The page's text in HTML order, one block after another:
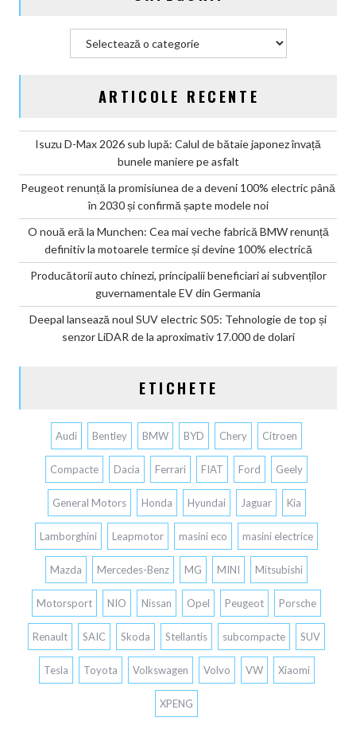
ARTICOLE RECENTE
Isuzu D-Max 2026 sub lupă: Calul de bătaie japonez învață
bunele maniere pe asfalt
Peugeot renunță la promisiunea de a deveni 100% electric până
în 2030 și confirmă șapte modele noi
O nouă eră la Munchen: Cea mai veche fabrică BMW renunță
definitiv la motoarele termice și devine 100% electrică
Producătorii auto chinezi, principalii beneficiari ai subvenților
guvernamentale EV din Germania
Deepal lansează noul SUV electric S05: Tehnologie de top și
senzor LiDAR de la aproximativ 17.000 de dolari
ETICHETE
Audi Bentley BMW BYD Chery Citroen
Compacte Dacia Ferrari FIAT Ford Geely
General Motors Honda Hyundai Jaguar Kia
Lamborghini Leapmotor masini eco masini electrice
Mazda Mercedes-Benz MG MINI Mitsubishi
Motorsport NIO Nissan Opel Peugeot Porsche
Renault SAIC Skoda Stellantis subcompacte SUV
Tesla Toyota Volkswagen Volvo VW Xiaomi
XPENG